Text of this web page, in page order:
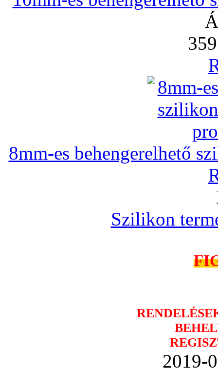
8mm-es behengerelhető
Szilikon
2019-